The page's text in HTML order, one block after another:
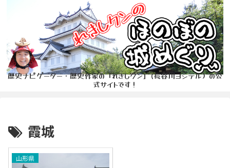
歴史ナビゲーター・歴史作家の「れきしクン」(長谷川ヨシテル）の公
式サイトです！
霞城
山形県